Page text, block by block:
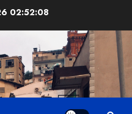
02:52:10